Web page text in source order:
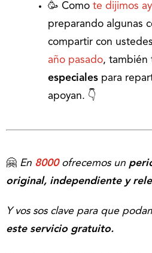
🥳 Como te dijimos
preparando algunas
compartir con
año pasado, también
especiales para
apoyan. 👇
🤗 En 8000ofrecemos un
original, independiente y
Y vos sos clave para que
este servicio gratuito.